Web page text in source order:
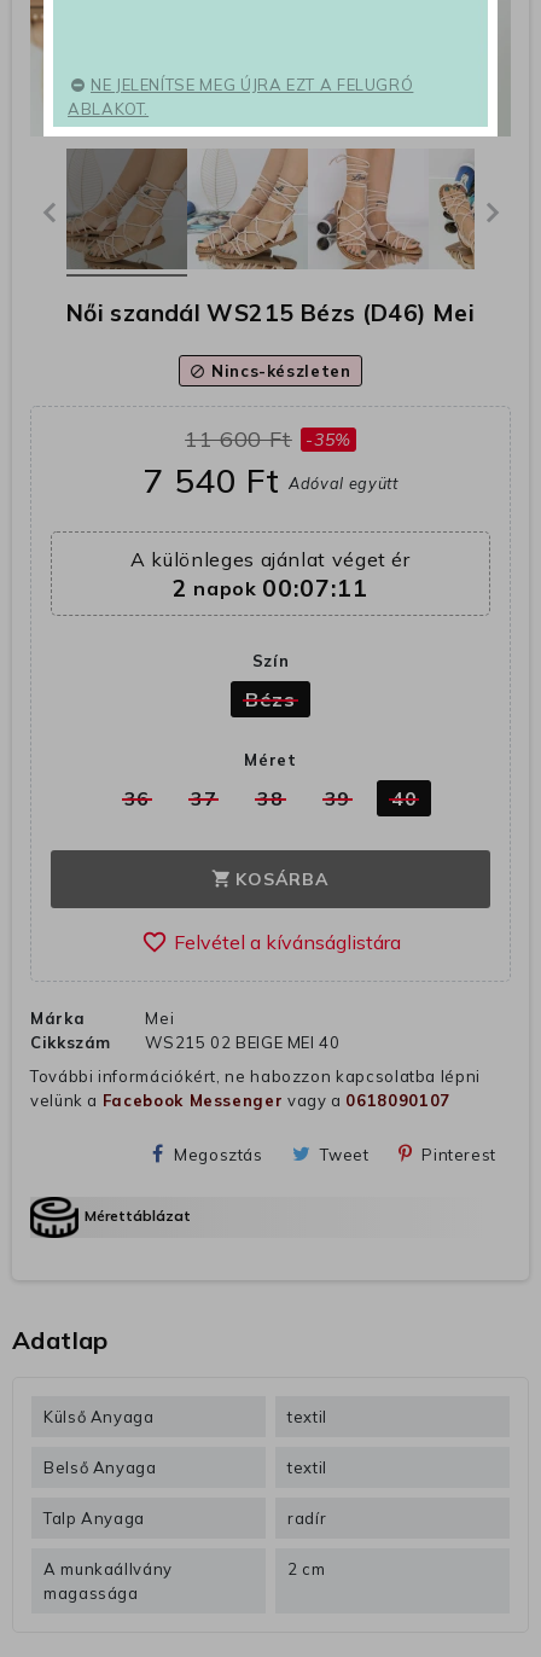
Női szandál WS215 Bézs (D46) Mei
block Nincs-készleten
11 600 Ft -35%
7 540 FtAdóval együtt
A különleges ajánlat véget ér
2 napok 00:07:10
Szín
Bézs
Méret
36 37 38 39 40
shopping_cart KOSÁRBA
favorite_border
Márka
Mei
Cikkszám
WS215 02 BEIGE MEI 40
További információkért, ne habozzon kapcsolatba lépni
velünk a Facebook Messenger vagy a 0618090107
Megosztás Tweet Pinterest
Mérettáblázat
Adatlap
Külső Anyaga textil
Belső Anyaga textil
Talp Anyaga radír
A munkaállvány
magassága
2 cm
NE JELENÍTSE MEG ÚJRA EZT A FELUGRÓ
ABLAKOT.